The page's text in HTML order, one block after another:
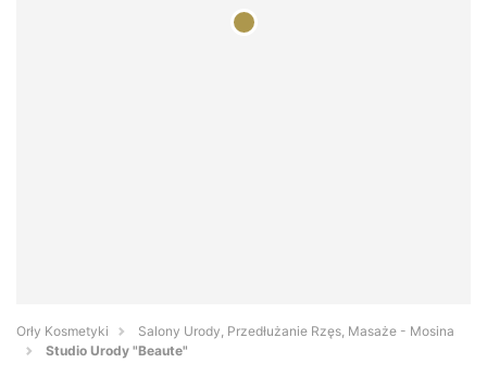
Orły Kosmetyki
Salony Urody, Przedłużanie Rzęs, Masaże - Mosina
Studio Urody "Beaute"